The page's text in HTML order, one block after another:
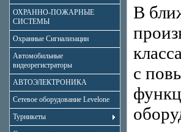
ОХРАННО-ПОЖАРНЫЕ
СИСТЕМЫ
Охранные Сигнализации
Автомобильные
видеорегистраторы
АВТОЭЛЕКТРОНИКА
Сетевое оборудование Levelone
Турникеты
В
с